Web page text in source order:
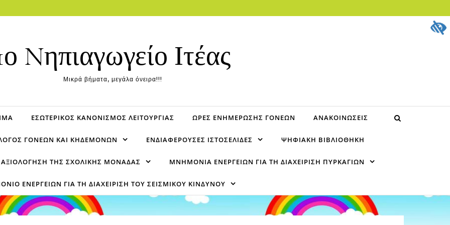
Nηπιαγωγείο Ιτέας
Μικρά βήματα, μεγάλα όνειρα!!!
ΕΣΩΤΕΡΙΚΌΣ ΚΑΝΟΝΙΣΜΌΣ ΛΕΙΤΟΥΡΓΊΑΣ ΏΡΕΣ ΕΝΗΜΈΡΩΣΗΣ ΓΟΝΈΩΝ ΑΝΑΚΟΙΝΏΣΕΙΣ
ΓΟΝΈΩΝ ΚΑΙ ΚΗΔΕΜΌΝΩΝ ΕΝΔΙΑΦΈΡΟΥΣΕΣ ΙΣΤΟΣΕΛΊΔΕΣ ΨΗΦΙΑΚΉ ΒΙΒΛΙΟΘΉΚΗ
ΑΞΙΟΛΌΓΗΣΗ ΤΗΣ ΣΧΟΛΙΚΉΣ ΜΟΝΆΔΑΣ ΜΝΗΜΌΝΙΑ ΕΝΕΡΓΕΙΏΝ ΓΙΑ ΤΗ ΔΙΑΧΕΊΡΙΣΗ ΠΥΡΚΑΓΙΏΝ
ΕΝΕΡΓΕΙΏΝ ΓΙΑ ΤΗ ΔΙΑΧΕΊΡΙΣΗ ΤΟΥ ΣΕΙΣΜΙΚΟΎ ΚΙΝΔΎΝΟΥ